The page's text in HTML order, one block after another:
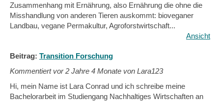
Zusammenhang mit Ernährung, also Ernährung die ohne die
Misshandlung von anderen Tieren auskommt: bioveganer
Landbau, vegane Permakultur, Agroforstwirtschaft...
Ansicht
Beitrag: Transition Forschung
Kommentiert vor2 Jahre 4 Monate von Lara123
Hi, mein Name ist Lara Conrad und ich schreibe meine
Bachelorarbeit im Studiengang Nachhaltiges Wirtschaften an